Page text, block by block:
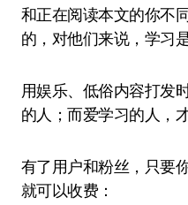
和正在阅读本文的你不
的，对他们来说，学习
用娱乐、低俗内容打发
的人；而爱学习的人，
有了用户和粉丝，只要
就可以收费：